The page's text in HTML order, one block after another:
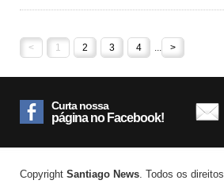
< 1 2 3 4 ... >
Curta nossa
página no Facebook!
Copyright Santiago News. Todos os